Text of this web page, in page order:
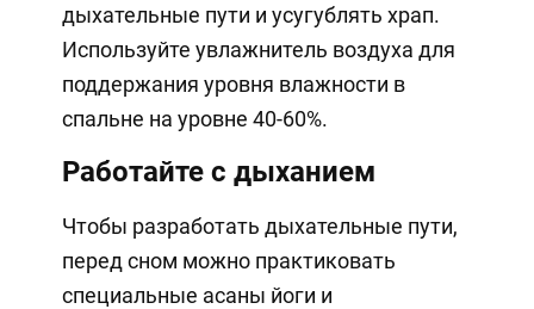
дыхательные пути и усугублять храп.
Используйте увлажнитель воздуха для
поддержания уровня влажности в
спальне на уровне 40-60%.
Работайте с дыханием
Чтобы разработать дыхательные пути,
перед сном можно практиковать
специальные асаны йоги и